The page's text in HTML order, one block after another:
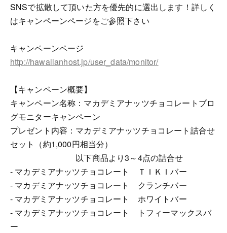
SNSで拡散して頂いた方を優先的に選出します！詳しく
はキャンペーンページをご参照下さい
キャンペーンページ
http://hawaiianhost.jp/user_data/monitor/
【キャンペーン概要】
キャンペーン名称：マカデミアナッツチョコレートブロ
グモニターキャンペーン
プレゼント内容：マカデミアナッツチョコレート詰合せ
セット（約1,000円相当分）
以下商品より3～4点の詰合せ
- マカデミアナッツチョコレート ＴＩＫＩバー
- マカデミアナッツチョコレート クランチバー
- マカデミアナッツチョコレート ホワイトバー
- マカデミアナッツチョコレート トフィーマックスバ
ー